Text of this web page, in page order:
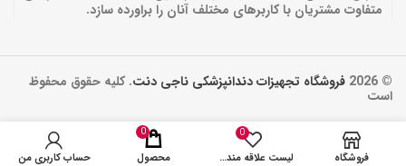
متفاوت مشتریان با کاربرهای مختلف آنان را براورده سازد.
© 2026 فروشگاه تجهیزات دندانپزشکی ناجی دنت. کلیه حقوق محفوظ
است
فروشگاه
0
لیست علاقه مندی ها
0
محصول حساب کاربری من